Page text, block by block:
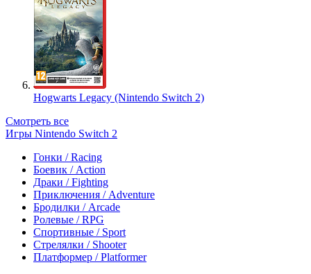
Hogwarts Legacy (Nintendo Switch 2)
Смотреть все
Игры Nintendo Switch 2
Гонки / Racing
Боевик / Action
Драки / Fighting
Приключения / Adventure
Бродилки / Arcade
Ролевые / RPG
Спортивные / Sport
Стрелялки / Shooter
Платформер / Platformer